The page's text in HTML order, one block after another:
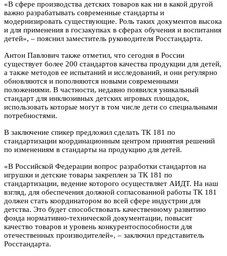
«В сфере производства детских товаров как ни в какой другой
важно разрабатывать современные стандарты и
модернизировать существующие. Роль таких документов высока
и для применения в госзакупках в сферах обучения и воспитания
детей», – пояснил заместитель руководителя Росстандарта.
Антон Павлович также отметил, что сегодня в России
существует более 200 стандартов качества продукции для детей,
а также методов ее испытаний и исследований, и они регулярно
обновляются и пополняются новыми современными
положениями. В частности, недавно появился уникальный
стандарт для инклюзивных детских игровых площадок,
использовать которые могут в том числе дети со специальными
потребностями.
В заключение спикер предложил сделать ТК 181 по
стандартизации координационным центром принятия решений
по изменениям в стандарты на продукцию для детей.
«В Российской Федерации вопрос разработки стандартов на
игрушки и детские товары закреплен за ТК 181 по
стандартизации, ведение которого осуществляет АИДТ. На наш
взгляд, для обеспечения должной согласованной работы ТК 181
должен стать координатором во всей сфере индустрии для
детства. Это будет способствовать качественному развитию
фонда нормативно-технической документации, повысит
качество товаров и уровень конкурентоспособности для
отечественных производителей», – заключил представитель
Росстандарта.